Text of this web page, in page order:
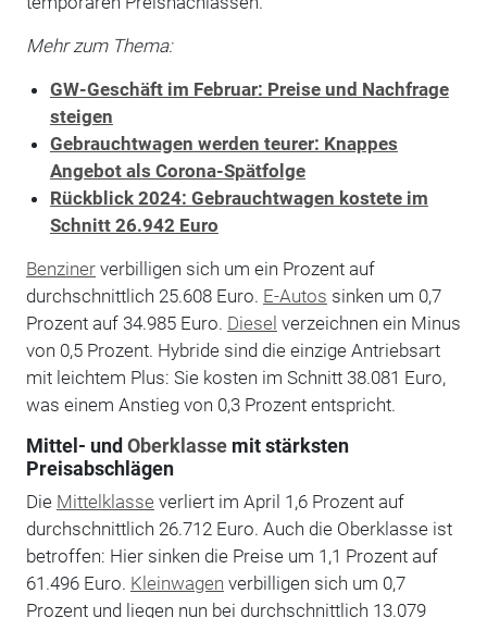
Mehr zum Thema:
GW-Geschäft im Februar: Preise und Nachfrage
steigen
Gebrauchtwagen werden teurer: Knappes
Angebot als Corona-Spätfolge
Rückblick 2024: Gebrauchtwagen kostete im
Schnitt 26.942 Euro
Benzinerverbilligen sich um ein Prozent auf
durchschnittlich 25.608 Euro. E-Autos sinken um 0,7
Prozent auf 34.985 Euro. Diesel verzeichnen ein Minus
von 0,5 Prozent. Hybride sind die einzige Antriebsart
mit leichtem Plus: Sie kosten im Schnitt 38.081 Euro,
was einem Anstieg von 0,3 Prozent entspricht.
Mittel- und Oberklassemit stärksten
Preisabschlägen
Die Mittelklasse verliert im April 1,6 Prozent auf
durchschnittlich 26.712 Euro. Auch die Oberklasse ist
betroffen: Hier sinken die Preise um 1,1 Prozent auf
61.496 Euro. Kleinwagen verbilligen sich um 0,7
Prozent und liegen nun bei durchschnittlich 13.079